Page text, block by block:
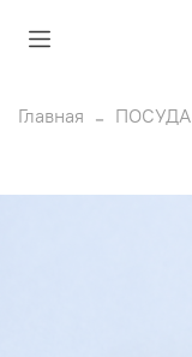
Главная ПОСУДА